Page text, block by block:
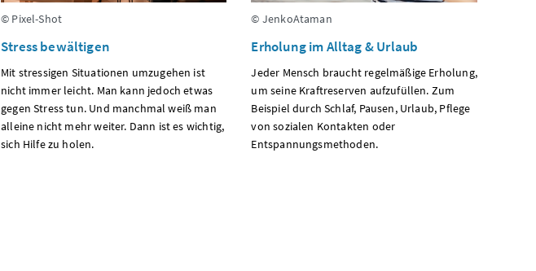
© Pixel-Shot
Stress bewältigen
Mit stressigen Situationen umzugehen ist
nicht immer leicht. Man kann jedoch etwas
gegen Stress tun. Und manchmal weiß man
alleine nicht mehr weiter. Dann ist es wichtig,
sich Hilfe zu holen.
© JenkoAtaman
Erholung im Alltag & Urlaub
Jeder Mensch braucht regelmäßige Erholung,
um seine Kraftreserven aufzufüllen. Zum
Beispiel durch Schlaf, Pausen, Urlaub, Pflege
von sozialen Kontakten oder
Entspannungsmethoden.